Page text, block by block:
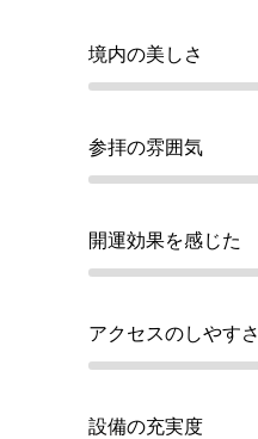
境内の美しさ
参拝の雰囲気
開運効果を感じた
アクセスのしやすさ
設備の充実度